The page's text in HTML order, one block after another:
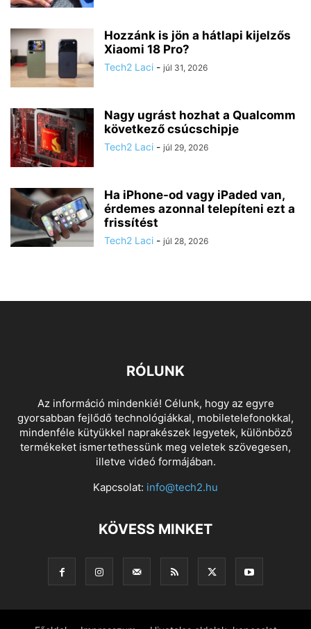
Hozzánk is jön a hátlapi kijelzős
Xiaomi 18 Pro?
Tech2 Laci - júl 31, 2026
Nagy ugrást hozhat a Qualcomm
következő csúcschipje
Tech2 Laci - júl 29, 2026
Ha iPhone-od vagy iPaded van,
érdemes azonnal telepíteni ezt a
frissítést
Tech2 Laci - júl 28, 2026
RÓLUNK
Az információ mindenkié! Célunk, hogy az egyre
gyorsabban fejlődő technológiákkal, mobiletelefonokkal,
mindenféle kütyükkel naprakészek legyetek, különböző
termékeket ismertethessünk meg veletek szövegesen,
illetve videó formájában.
Kapcsolat: info@tech2.hu
KÖVESS MINKET